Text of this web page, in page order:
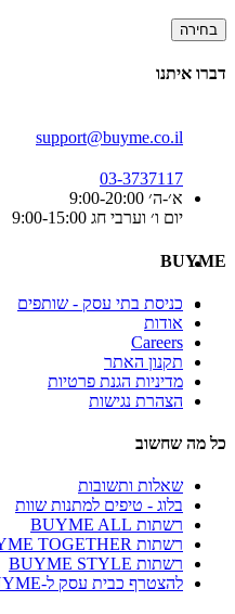
בחירה
דברו איתנו
support@buyme.co.il
03-3737117
א׳-ה׳ 9:00-20:00
יום ו׳ וערבי חג 9:00-15:00
BUYME
כניסת בתי עסק - שותפים
אודות
Careers
תקנון האתר
מדיניות הגנת פרטיות
הצהרת נגישות
כל מה שחשוב
שאלות ותשובות
בלוג - טיפים למתנות שוות
רשתות BUYME ALL
רשתות BUYME TOGETHER
רשתות BUYME STYLE
להצטרף כבית עסק ל-BUYME